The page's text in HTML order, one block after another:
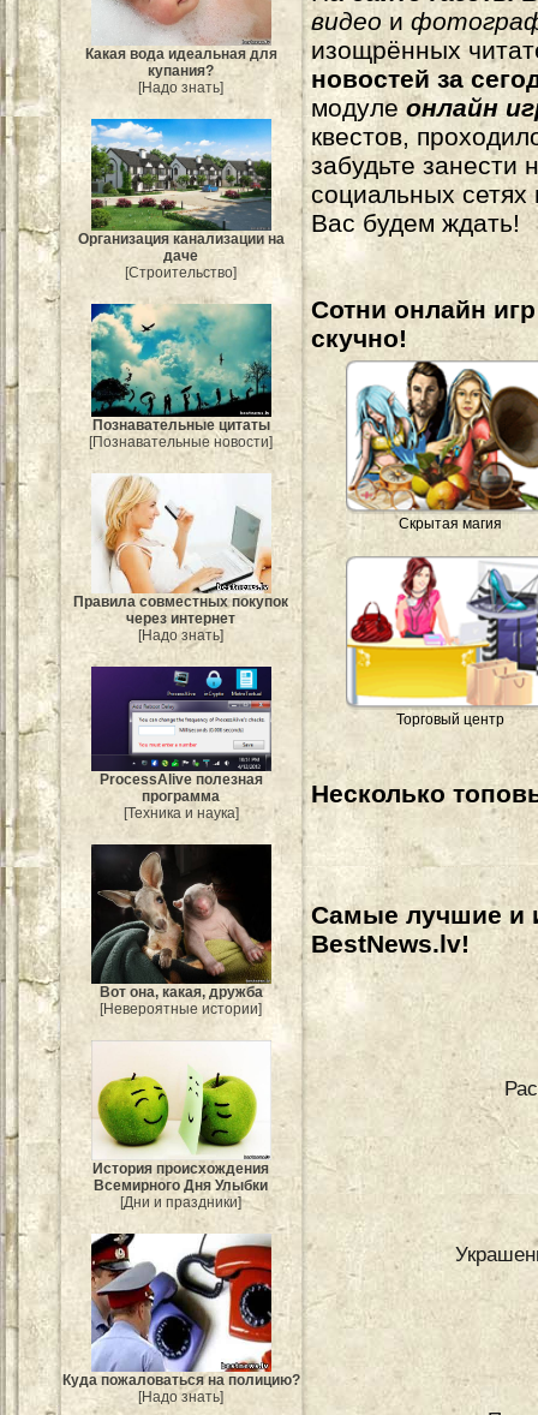
Какая вода идеальная для
купания?
[Надо знать]
Организация канализации на
даче
[Строительство]
Познавательные цитаты
[Познавательные новости]
Правила совместных покупок
через интернет
[Надо знать]
ProcessAlive полезная
программа
[Техника и наука]
Вот она, какая, дружба
[Невероятные истории]
История происхождения
Всемирного Дня Улыбки
[Дни и праздники]
Куда пожаловаться на полицию?
[Надо знать]
видео и
изощрённых
новостей за
модуле онлайн
квестов,
забудьте
социальных
Вас будем ждать!
Сотни онлайн
скучно!
Скрытая магия
Торговый центр
Несколько
Самые лучшие и
BestNews.lv!